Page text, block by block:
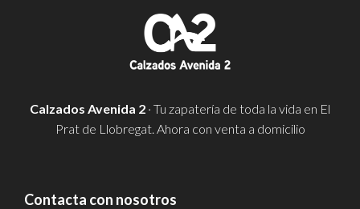
Calzados Avenida 2 · Tu zapatería de toda la vida en El
Prat de Llobregat. Ahora con venta a domicilio
Contacta con nosotros